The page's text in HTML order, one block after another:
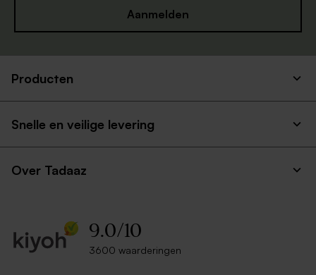
Aanmelden
Producten
Snelle en veilige levering
Over Tadaaz
9.0/10
3600 waarderingen